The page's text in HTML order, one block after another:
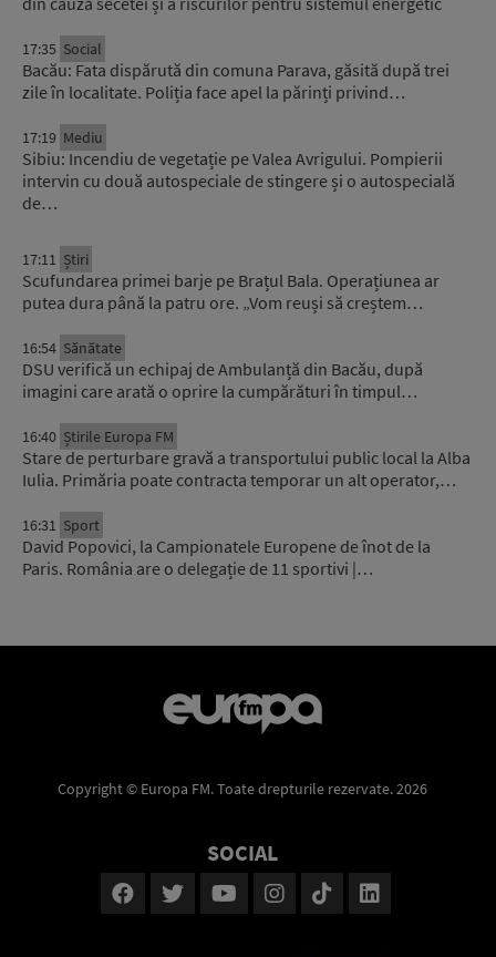
17:35 Social
Bacău: Fata dispărută din comuna Parava, găsită după trei
zile în localitate. Poliția face apel la părinți privind…
17:19 Mediu
Sibiu: Incendiu de vegetație pe Valea Avrigului. Pompierii
intervin cu două autospeciale de stingere și o autospecială
de…
17:11 Știri
Scufundarea primei barje pe Brațul Bala. Operațiunea ar
putea dura până la patru ore. „Vom reuși să creștem…
16:54 Sănătate
DSU verifică un echipaj de Ambulanță din Bacău, după
imagini care arată o oprire la cumpărături în timpul…
16:40 Știrile Europa FM
Stare de perturbare gravă a transportului public local la Alba
Iulia. Primăria poate contracta temporar un alt operator,…
16:31 Sport
David Popovici, la Campionatele Europene de înot de la
Paris. România are o delegație de 11 sportivi |…
Copyright © Europa FM. Toate drepturile rezervate. 2026
SOCIAL